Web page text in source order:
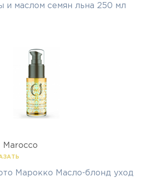
и маслом семян льна 250 мл
Marocco
Марокко Масло-блонд уход